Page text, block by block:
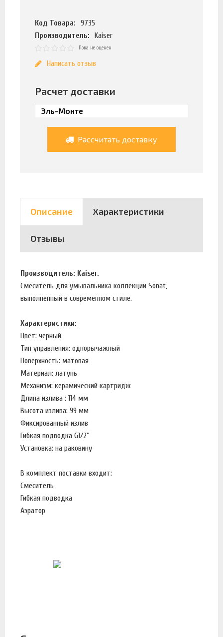
Код Товара:
9735
Производитель:
Kaiser
Пока не оценен
Написать отзыв
Расчет доставки
Рассчитать доставку
Описание Характеристики
Отзывы
Производитель: Kaiser.
Смеситель для умывальника коллекции Sonat,
выполненный в современном стиле.
Характеристики:
Цвет: черный
Тип управления: однорычажный
Поверхность: матовая
Материал: латунь
Механизм: керамический картридж
Длина излива : 114 мм
Высота излива: 99 мм
Фиксированный излив
Гибкая подводка G1/2”
Установка: на раковину
В комплект поставки входит:
Смеситель
Гибкая подводка
Аэратор